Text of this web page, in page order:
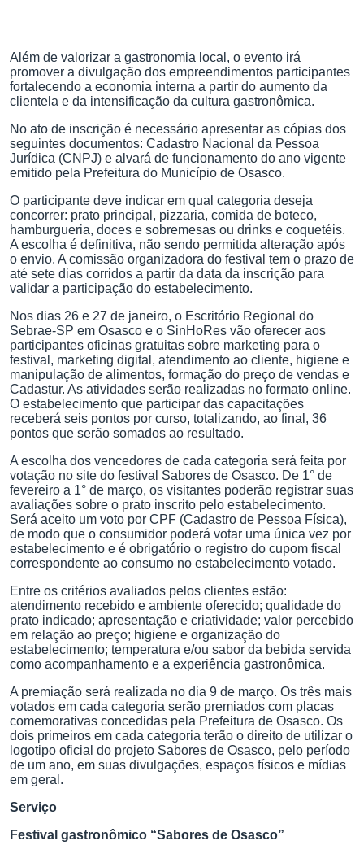
Além de valorizar a gastronomia local, o evento irá
promover a divulgação dos empreendimentos participantes
fortalecendo a economia interna a partir do aumento da
clientela e da intensificação da cultura gastronômica.
No ato de inscrição é necessário apresentar as cópias dos
seguintes documentos: Cadastro Nacional da Pessoa
Jurídica (CNPJ) e alvará de funcionamento do ano vigente
emitido pela Prefeitura do Município de Osasco.
O participante deve indicar em qual categoria deseja
concorrer: prato principal, pizzaria, comida de boteco,
hamburgueria, doces e sobremesas ou drinks e coquetéis.
A escolha é definitiva, não sendo permitida alteração após
o envio. A comissão organizadora do festival tem o prazo de
até sete dias corridos a partir da data da inscrição para
validar a participação do estabelecimento.
Nos dias 26 e 27 de janeiro, o Escritório Regional do
Sebrae-SP em Osasco e o SinHoRes vão oferecer aos
participantes oficinas gratuitas sobre marketing para o
festival, marketing digital, atendimento ao cliente, higiene e
manipulação de alimentos, formação do preço de vendas e
Cadastur. As atividades serão realizadas no formato online.
O estabelecimento que participar das capacitações
receberá seis pontos por curso, totalizando, ao final, 36
pontos que serão somados ao resultado.
A escolha dos vencedores de cada categoria será feita por
votação no site do festival Sabores de Osasco. De 1° de
fevereiro a 1° de março, os visitantes poderão registrar suas
avaliações sobre o prato inscrito pelo estabelecimento.
Será aceito um voto por CPF (Cadastro de Pessoa Física),
de modo que o consumidor poderá votar uma única vez por
estabelecimento e é obrigatório o registro do cupom fiscal
correspondente ao consumo no estabelecimento votado.
Entre os critérios avaliados pelos clientes estão:
atendimento recebido e ambiente oferecido; qualidade do
prato indicado; apresentação e criatividade; valor percebido
em relação ao preço; higiene e organização do
estabelecimento; temperatura e/ou sabor da bebida servida
como acompanhamento e a experiência gastronômica.
A premiação será realizada no dia 9 de março. Os três mais
votados em cada categoria serão premiados com placas
comemorativas concedidas pela Prefeitura de Osasco. Os
dois primeiros em cada categoria terão o direito de utilizar o
logotipo oficial do projeto Sabores de Osasco, pelo período
de um ano, em suas divulgações, espaços físicos e mídias
em geral.
Serviço
Festival gastronômico “Sabores de Osasco”